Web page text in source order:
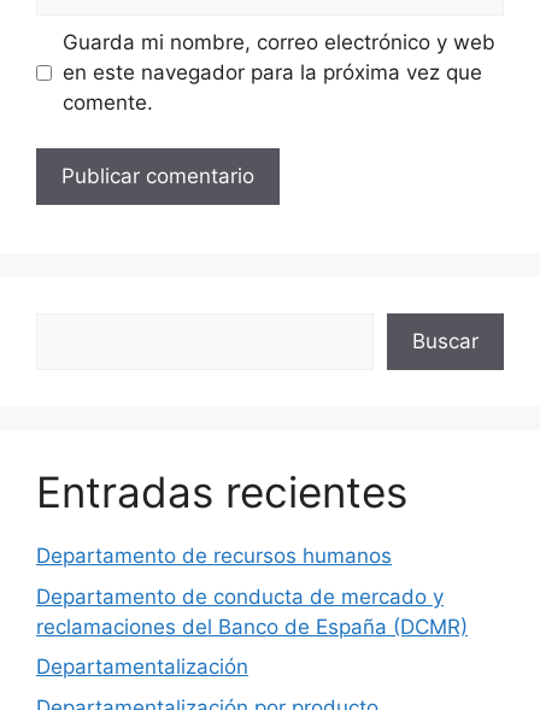
Guarda mi nombre, correo electrónico y web
en este navegador para la próxima vez que
comente.
Buscar
Entradas recientes
Departamento de recursos humanos
Departamento de conducta de mercado y
reclamaciones del Banco de España (DCMR)
Departamentalización